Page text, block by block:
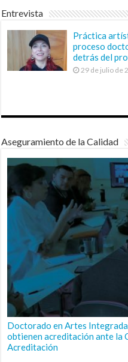
Entrevista
Práctica
proceso
detrás del
29 de julio de
Aseguramiento de la Calidad
Doctorado en Artes
obtienen acreditación ante la
Acreditación